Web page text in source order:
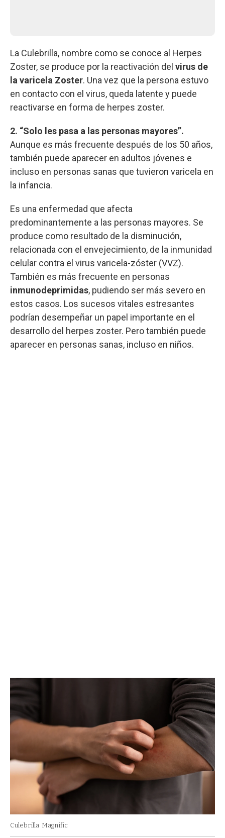
La Culebrilla, nombre como se conoce al Herpes
Zoster, se produce por la reactivación del virus de
la varicela Zoster. Una vez que la persona estuvo
en contacto con el virus, queda latente y puede
reactivarse en forma de herpes zoster.
2. “Solo les pasa a las personas mayores”.
Aunque es más frecuente después de los 50 años,
también puede aparecer en adultos jóvenes e
incluso en personas sanas que tuvieron varicela en
la infancia.
Es una enfermedad que afecta
predominantemente a las personas mayores. Se
produce como resultado de la disminución,
relacionada con el envejecimiento, de la inmunidad
celular contra el virus varicela-zóster (VVZ).
También es más frecuente en personas
inmunodeprimidas, pudiendo ser más severo en
estos casos. Los sucesos vitales estresantes
podrían desempeñar un papel importante en el
desarrollo del herpes zoster. Pero también puede
aparecer en personas sanas, incluso en niños.
Culebrilla Magnific